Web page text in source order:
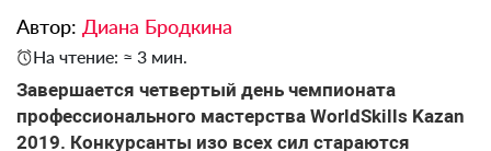
Автор: Диана Бродкина
На чтение: ≈ 3 мин.
Завершается четвертый день чемпионата
профессионального мастерства WorldSkills Kazan
2019. Конкурсанты изо всех сил стараются